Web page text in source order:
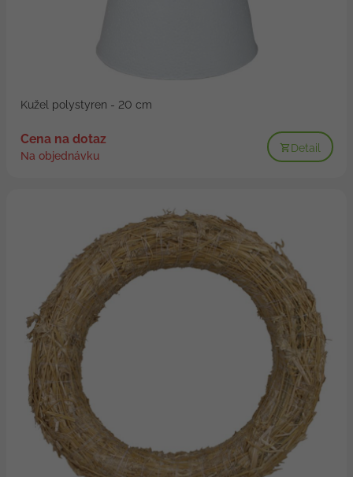
Kužel polystyren - 20 cm
Cena na dotaz
Na objednávku
Detail